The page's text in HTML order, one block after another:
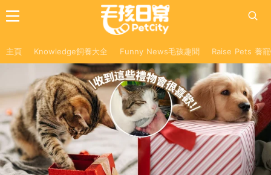
主頁 Knowledge飼養大全 Funny News毛孩趣聞 Raise Pets 養